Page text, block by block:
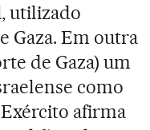
utilizado
Gaza. Em outra
de Gaza) um
como
afirma